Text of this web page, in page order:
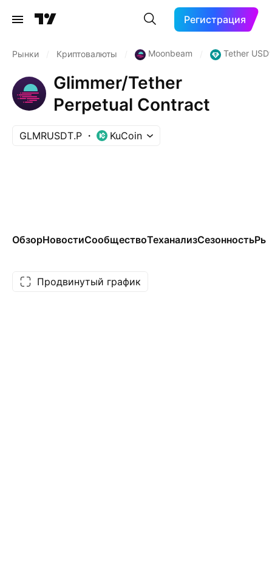
Регистрация
Рынки Криптовалюты Moonbeam Tether USDt
Glimmer/Tether
Perpetual Contract
GLMRUSDT.P KuCoin
ОбзорНовостиСообществоТеханализСезонность
Продвинутый график